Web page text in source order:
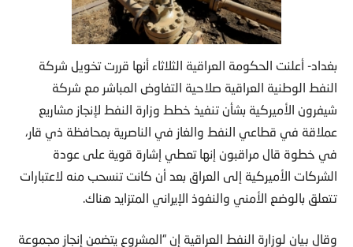
بغداد- أعلنت الحكومة العراقية الثلاثاء أنها قررت تخويل شركة
النفط الوطنية العراقية صلاحية التفاوض المباشر مع شركة
شيفرون الأميركية بشأن تنفيذ خطط وزارة النفط لإنجاز مشاريع
عملاقة في قطاعي النفط والغاز في الناصرية بمحافظة ذي قار،
في خطوة قال مراقبون إنها تعطي إشارة قوية على عودة
الشركات الأميركية إلى العراق بعد أن كانت تنسحب منه لاعتبارات
تتعلق بالوضع الأمني والنفوذ الإيراني المتزايد هناك.
وقال بيان لوزارة النفط العراقية إن “المشروع يتضمن إنجاز مجموعة